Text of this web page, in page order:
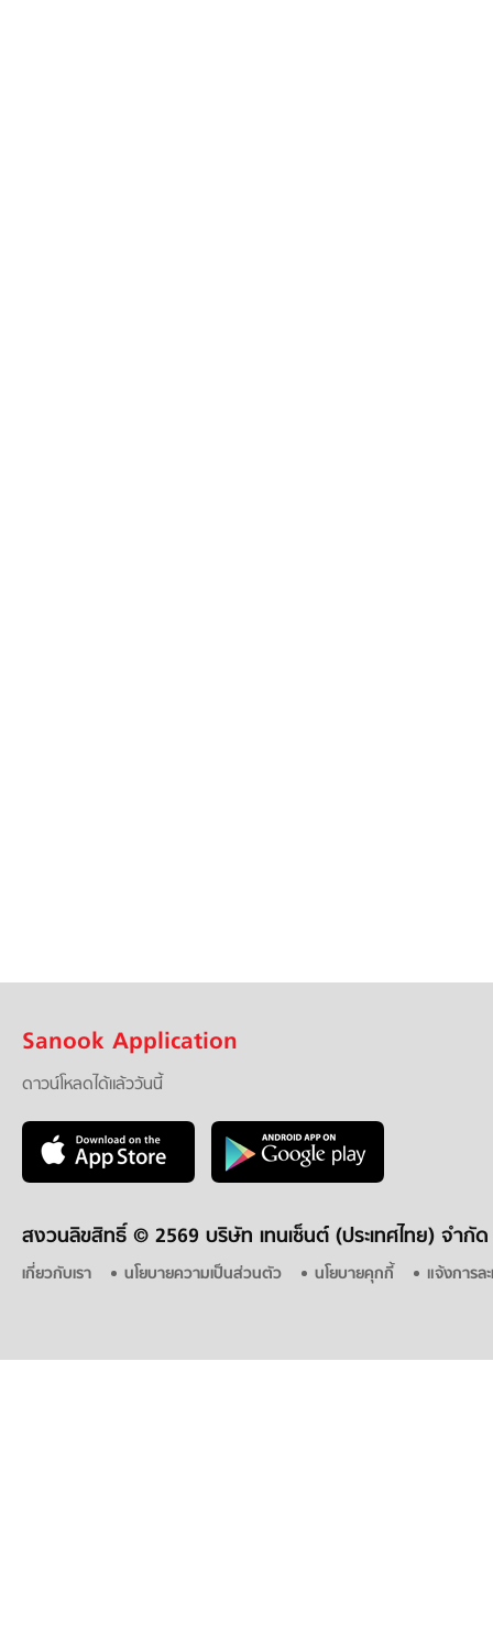
Sanook Application
ดาวน์โหลดได้แล้ววันนี้
สงวนลิขสิทธิ์ © 2569 บริษัท เทนเซ็นต์ (ประเทศไทย) จำกัด
เกี่ยวกับเรา นโยบายความเป็นส่วนตัว นโยบายคุกกี้ แจ้งการล